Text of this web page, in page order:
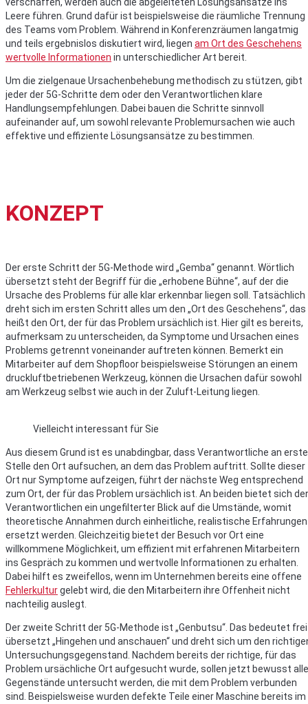
Leere führen. Grund dafür ist beispielsweise die räumliche Trennung
des Teams vom Problem. Während in Konferenzräumen langatmig
und teils ergebnislos diskutiert wird, liegen am Ort des Geschehens
wertvolle Informationen in unterschiedlicher Art bereit.
Um die zielgenaue Ursachenbehebung methodisch zu stützen, gibt
jeder der 5G-Schritte dem oder den Verantwortlichen klare
Handlungsempfehlungen. Dabei bauen die Schritte sinnvoll
aufeinander auf, um sowohl relevante Problemursachen wie auch
effektive und effiziente Lösungsansätze zu bestimmen.
KONZEPT
Der erste Schritt der 5G-Methode wird „Gemba“ genannt. Wörtlich
übersetzt steht der Begriff für die „erhobene Bühne“, auf der die
Ursache des Problems für alle klar erkennbar liegen soll. Tatsächlich
dreht sich im ersten Schritt alles um den „Ort des Geschehens“, das
heißt den Ort, der für das Problem ursächlich ist. Hier gilt es bereits,
aufmerksam zu unterscheiden, da Symptome und Ursachen eines
Problems getrennt voneinander auftreten können. Bemerkt ein
Mitarbeiter auf dem Shopfloor beispielsweise Störungen an einem
druckluftbetriebenen Werkzeug, können die Ursachen dafür sowohl
am Werkzeug selbst wie auch in der Zuluft-Leitung liegen.
Vielleicht interessant für Sie
Aus diesem Grund ist es unabdingbar, dass Verantwortliche an
Stelle den Ort aufsuchen, an dem das Problem auftritt. Sollte dieser
Ort nur Symptome aufzeigen, führt der nächste Weg entsprechend
zum Ort, der für das Problem ursächlich ist. An beiden bietet sich
Verantwortlichen ein ungefilterter Blick auf die Umstände, womit
theoretische Annahmen durch einheitliche, realistische Erfahrungen
ersetzt werden. Gleichzeitig bietet der Besuch vor Ort eine
willkommene Möglichkeit, um effizient mit erfahrenen Mitarbeitern
ins Gespräch zu kommen und wertvolle Informationen zu erhalten.
Dabei hilft es zweifellos, wenn im Unternehmen bereits eine offene
Fehlerkulturgelebt wird, die den Mitarbeitern ihre Offenheit nicht
nachteilig auslegt.
Der zweite Schritt der 5G-Methode ist „Genbutsu“. Das bedeutet frei
übersetzt „Hingehen und anschauen“ und dreht sich um den
Untersuchungsgegenstand. Nachdem bereits der richtige, für das
Problem ursächliche Ort aufgesucht wurde, sollen jetzt bewusst alle
Gegenstände untersucht werden, die mit dem Problem verbunden
sind. Beispielsweise wurden defekte Teile einer Maschine bereits im